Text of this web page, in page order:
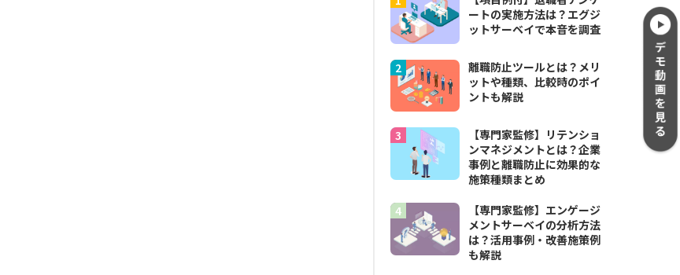
ートの実施方法は？エグジ
ットサーベイで本音を調査
離職防止ツールとは？メリ
ットや種類、比較時のポイ
ントも解説
【専門家監修】リテンショ
ンマネジメントとは？企業
事例と離職防止に効果的な
施策種類まとめ
【専門家監修】エンゲージ
メントサーベイの分析方法
は？活用事例・改善施策例
も解説